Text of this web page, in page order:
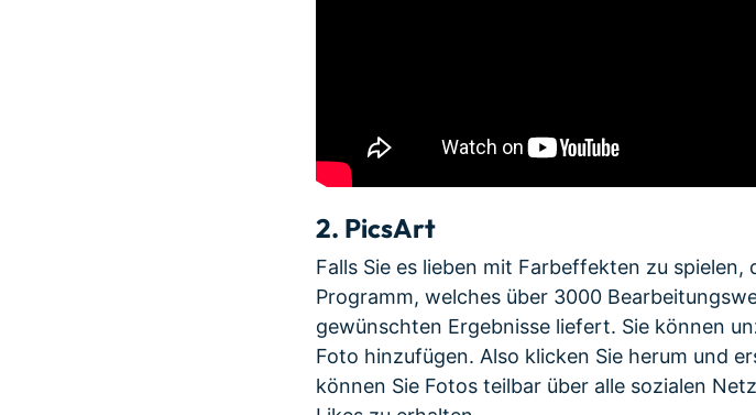
2. PicsArt
Falls Sie es lieben mit Farbeffekten zu
Programm, welches über 3000
gewünschten Ergebnisse liefert. Sie können
Foto hinzufügen. Also klicken Sie herum und
können Sie Fotos teilbar über alle sozialen